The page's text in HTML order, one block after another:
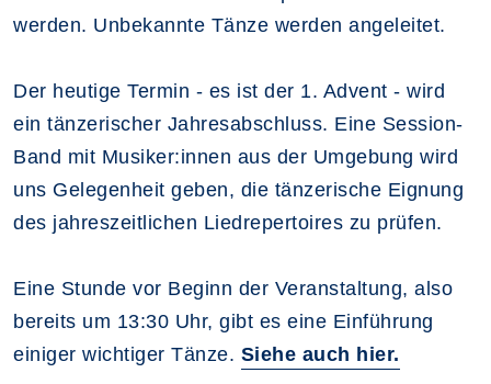
werden. Unbekannte Tänze werden angeleitet.
Der heutige Termin - es ist der 1. Advent - wird
ein tänzerischer Jahresabschluss. Eine Session-
Band mit Musiker:innen aus der Umgebung wird
uns Gelegenheit geben, die tänzerische Eignung
des jahreszeitlichen Liedrepertoires zu prüfen.
Eine Stunde vor Beginn der Veranstaltung, also
bereits um 13:30 Uhr, gibt es eine Einführung
einiger wichtiger Tänze. Siehe auch hier.